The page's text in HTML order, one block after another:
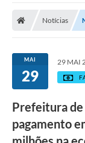
Notícias
MAI
29
29 MAI
Prefeitura de
pagamento